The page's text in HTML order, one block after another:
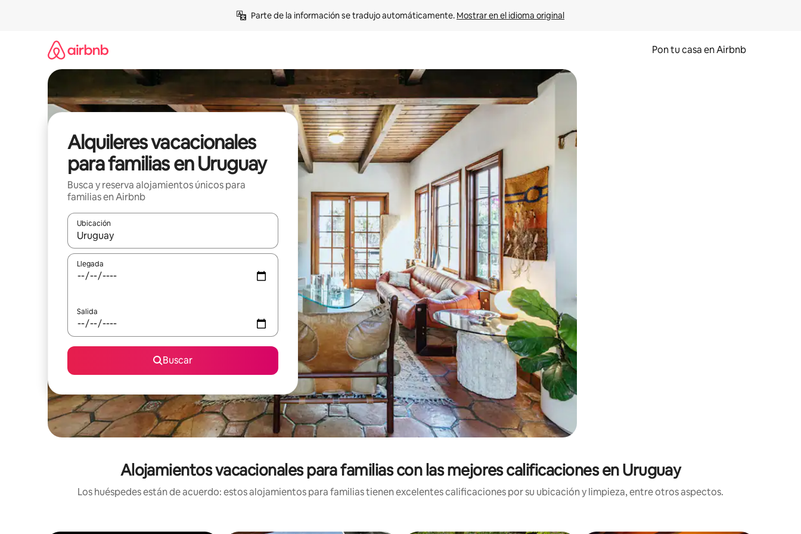
Parte de la información se tradujo automáticamente. Mostrar en el idioma original
Pon tu casa en Airbnb
Alquileres vacacionales
para familias en Uruguay
Busca y reserva alojamientos únicos para
familias en Airbnb
Ubicación
Cuando los resultados estén disponibles, navega con las teclas de flecha hacia arriba y hacia abajo o explora con el tacto o desliza el dedo.
Llegada
Salida
Buscar
Alojamientos vacacionales para familias con las mejores calificaciones en Uruguay
Los huéspedes están de acuerdo: estos alojamientos para familias tienen excelentes calificaciones por su ubicación y limpieza, entre otros aspectos.